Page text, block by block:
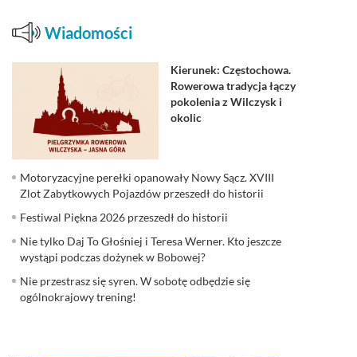
Wiadomości
Kierunek: Częstochowa.
Rowerowa tradycja łączy
pokolenia z Wilczysk i
okolic
Motoryzacyjne perełki opanowały Nowy Sącz. XVIII
Zlot Zabytkowych Pojazdów przeszedł do historii
Festiwal Piękna 2026 przeszedł do historii
Nie tylko Daj To Głośniej i Teresa Werner. Kto jeszcze
wystąpi podczas dożynek w Bobowej?
Nie przestrasz się syren. W sobotę odbędzie się
ogólnokrajowy trening!